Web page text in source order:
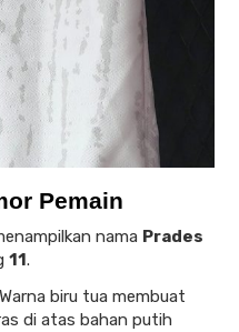
Pemain
nama Prades
11.
biru tua membuat
di atas bahan putih